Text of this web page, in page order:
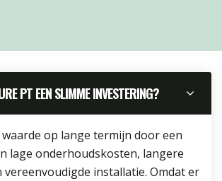
PT EEN SLIMME INVESTERING?
op lange termijn door een
lage onderhoudskosten, langere
vereenvoudigde installatie. Omdat er